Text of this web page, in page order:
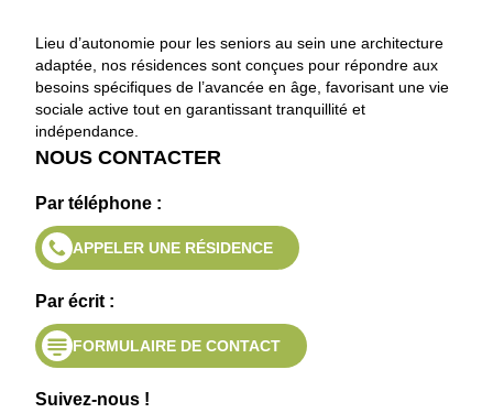
Lieu d’autonomie pour les seniors au sein une architecture
adaptée, nos résidences sont conçues pour répondre aux
besoins spécifiques de l’avancée en âge, favorisant une vie
sociale active tout en garantissant tranquillité et
indépendance.
NOUS CONTACTER
Par téléphone :
APPELER UNE RÉSIDENCE
Par écrit :
FORMULAIRE DE CONTACT
Suivez-nous !